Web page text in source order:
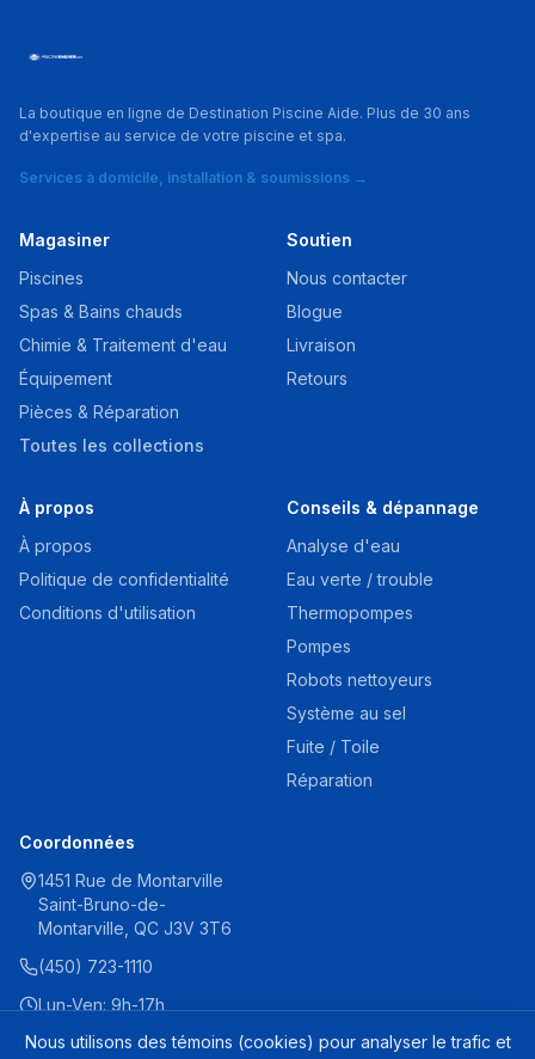
La boutique en ligne de Destination Piscine Aide. Plus de 30 ans
d'expertise au service de votre piscine et spa.
Services à domicile, installation & soumissions →
Magasiner
Piscines
Spas & Bains chauds
Chimie & Traitement d'eau
Équipement
Pièces & Réparation
Toutes les collections
Soutien
Nous contacter
Blogue
Livraison
Retours
À propos
À propos
Politique de confidentialité
Conditions d'utilisation
Conseils & dépannage
Analyse d'eau
Eau verte / trouble
Thermopompes
Pompes
Robots nettoyeurs
Système au sel
Fuite / Toile
Réparation
Coordonnées
1451 Rue de Montarville
Saint-Bruno-de-
Montarville, QC J3V 3T6
(450) 723-1110
Lun-Ven: 9h-17h
Nous utilisons des témoins (cookies) pour analyser le trafic et